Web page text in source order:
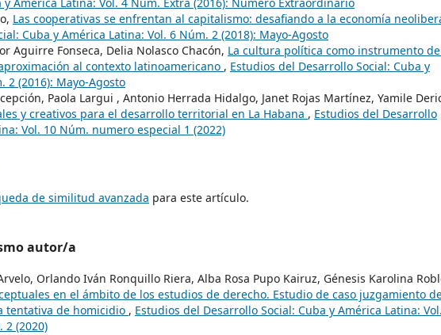
Las cooperativas se enfrentan al capitalismo: desafiando a la economía
Cuba y América Latina: Vol. 6 Núm. 2 (2018): Mayo-Agosto
Aguirre Fonseca, Delia Nolasco Chacón, La cultura política como instrumento
al contexto latinoamericano , Estudios del Desarrollo Social: Cuba y
2 (2016): Mayo-Agosto
Paola Largui , Antonio Herrada Hidalgo, Janet Rojas Martínez, Yamile
y creativos para el desarrollo territorial en La Habana , Estudios del Desarrollo
Vol. 10 Núm. numero especial 1 (2022)
de similitud avanzada para este artículo.
autor/a
Orlando Iván Ronquillo Riera, Alba Rosa Pupo Kairuz, Génesis Karolina
en el ámbito de los estudios de derecho. Estudio de caso juzgamiento
tentativa de homicidio , Estudios del Desarrollo Social: Cuba y América Latina:
2 (2020)